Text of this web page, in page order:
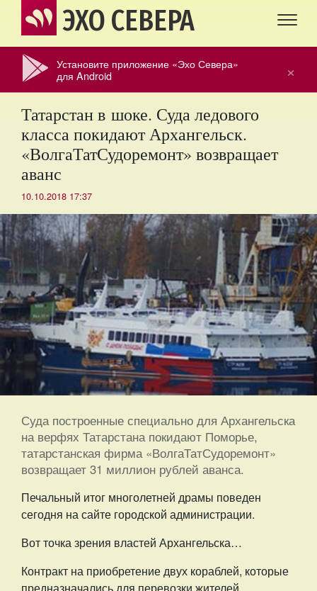
ЭХО СЕВЕРА
×
Установите приложение «Эхо Севера»
для Android
Татарстан в шоке. Суда ледового
класса покидают Архангельск.
«ВолгаТатСудоремонт» возвращает
аванс
10.10.2018 17:37
Суда построенные специально для Архангельска
на верфях Татарстана покидают Поморье,
татарстанская фирма «ВолгаТатСудоремонт»
возвращает 31 миллион рублей аванса.
Печальный итог многолетней драмы поведен
сегодня на сайте городской администрации.
Вот точка зрения властей Архангельска…
Контракт на приобретение двух кораблей, которые